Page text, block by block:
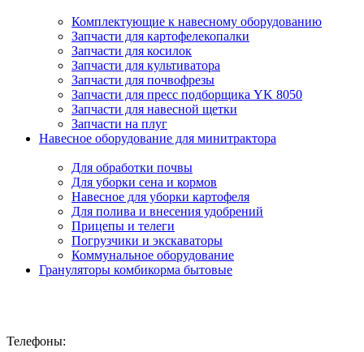
Комплектующие к навесному оборудованию
Запчасти для картофелекопалки
Запчасти для косилок
Запчасти для культиватора
Запчасти для почвофрезы
Запчасти для пресс подборщика YK 8050
Запчасти для навесной щетки
Запчасти на плуг
Навесное оборудование для минитрактора
Для обработки почвы
Для уборки сена и кормов
Навесное для уборки картофеля
Для полива и внесения удобрений
Прицепы и телеги
Погрузчики и экскаваторы
Коммунальное оборудование
Грануляторы комбикорма бытовые
Телефоны: